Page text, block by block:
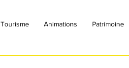
Tourisme Animations Patrimoine